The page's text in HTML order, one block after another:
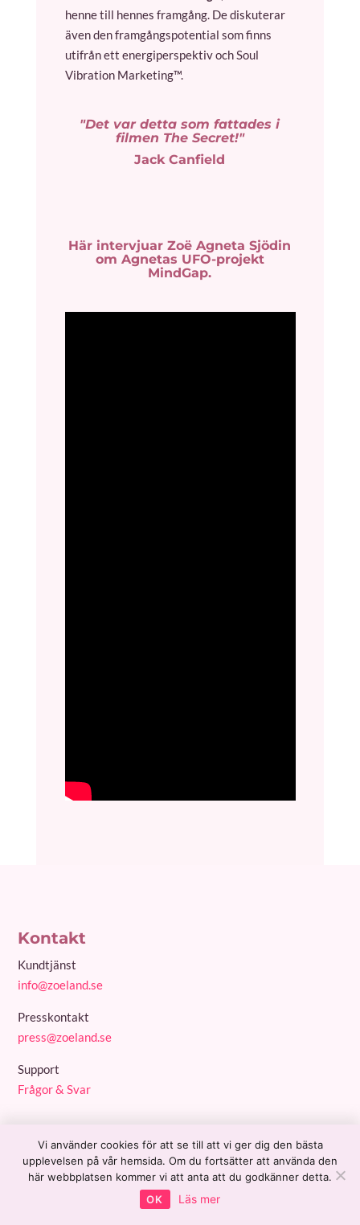
henne till hennes framgång. De diskuterar
även den framgångspotential som finns
utifrån ett energiperspektiv och Soul
Vibration Marketing™.
"Det var detta som fattades i
filmen The Secret!"
Jack Canfield
Här intervjuar Zoë Agneta Sjödin
om Agnetas UFO-projekt
MindGap.
Kontakt
Kundtjänst
info@zoeland.se
Presskontakt
press@zoeland.se
Support
Frågor & Svar
Renhetens och
oskuldsfullhetens enhörning
Din Attraktionspunkt 2026
444,00kr
Vi använder cookies för att se till att vi ger dig den bästa
upplevelsen på vår hemsida. Om du fortsätter att använda den
här webbplatsen kommer vi att anta att du godkänner detta.
OK
Läs mer